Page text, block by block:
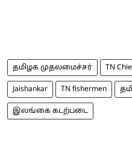
தமிழக முதலமைச்சர் TN
Jaishankar TN fishermen
இலங்கை கடற்படை